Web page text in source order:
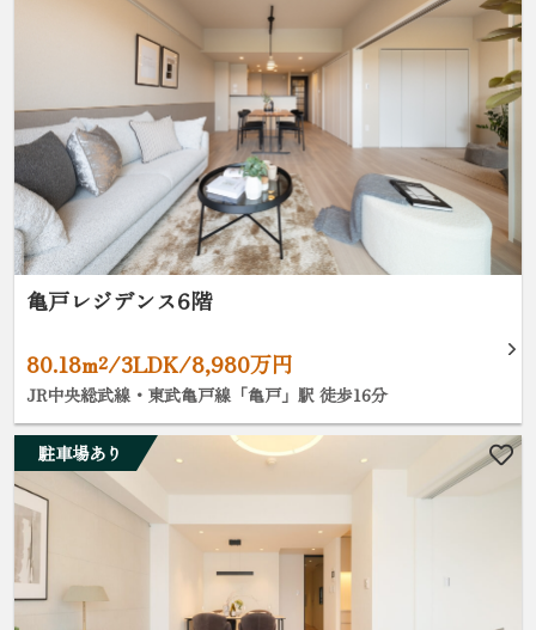
亀戸レジデンス6階
80.18m²/3LDK/8,980万円
JR中央総武線・東武亀戸線「亀戸」駅 徒歩16分
駐車場あり